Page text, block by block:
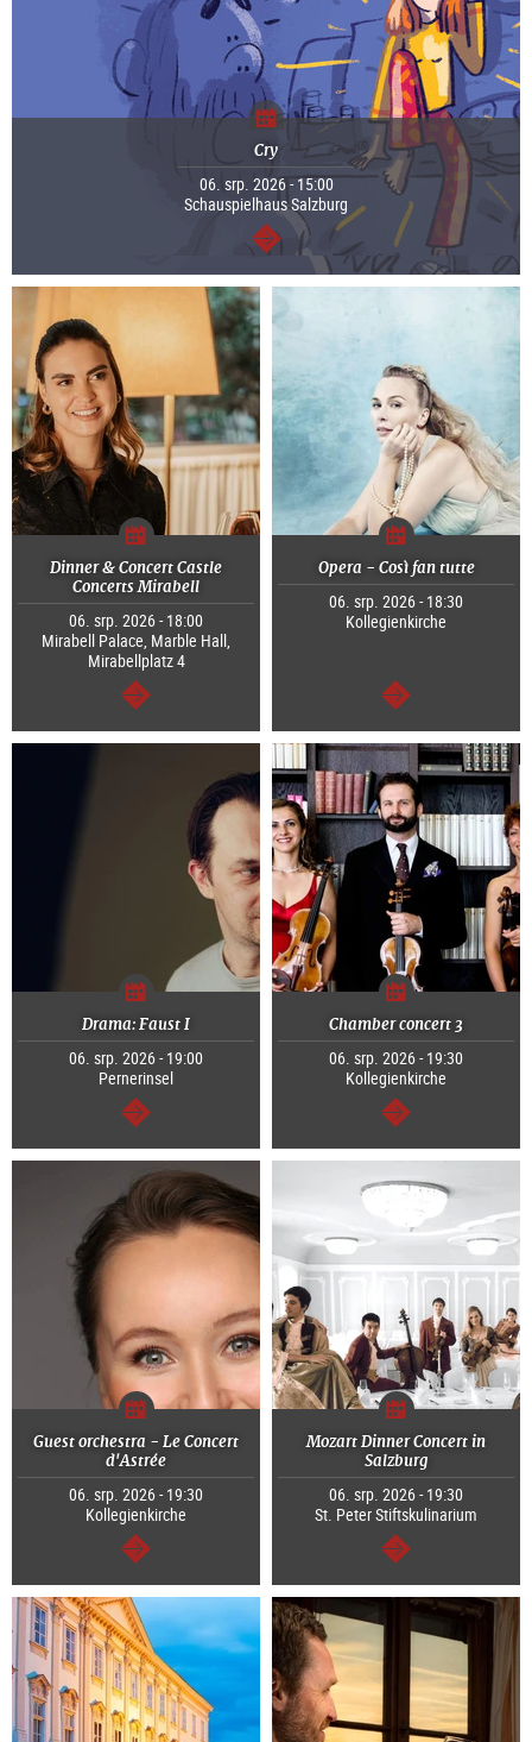
Cry
06. srp. 2026 - 15:00
Schauspielhaus Salzburg
continue
Dinner & Concert Castle
Concerts Mirabell
06. srp. 2026 - 18:00
Mirabell Palace, Marble Hall,
Mirabellplatz 4
continue
Opera - Così fan tutte
06. srp. 2026 - 18:30
Kollegienkirche
continue
Drama: Faust I
06. srp. 2026 - 19:00
Pernerinsel
continue
Chamber concert 3
06. srp. 2026 - 19:30
Kollegienkirche
continue
Guest orchestra - Le Concert
d'Astrée
06. srp. 2026 - 19:30
Kollegienkirche
continue
Mozart Dinner Concert in
Salzburg
06. srp. 2026 - 19:30
St. Peter Stiftskulinarium
continue